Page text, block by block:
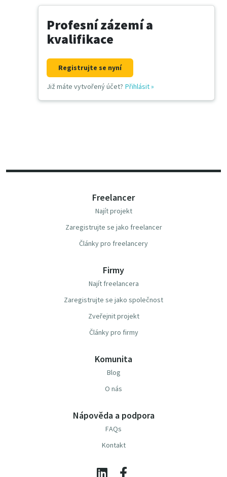
Profesní zázemí a
kvalifikace
Registrujte se nyní
Již máte vytvořený účet? Přihlásit»
Freelancer
Najít projekt
Zaregistrujte se jako freelancer
Články pro freelancery
Firmy
Najít freelancera
Zaregistrujte se jako společnost
Zveřejnit projekt
Články pro firmy
Komunita
Blog
O nás
Nápověda a podpora
FAQs
Kontakt